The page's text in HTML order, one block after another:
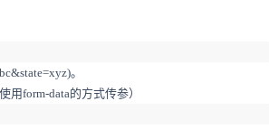
。
用form-data的方式传参）